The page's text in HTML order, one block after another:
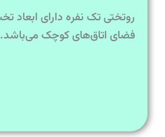
روتختی تک نفره دارای
فضای اتاق‌های کوچک می‌باشد.